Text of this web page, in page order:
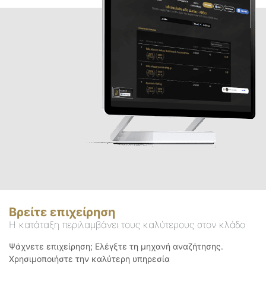
Βρείτε επιχείρηση
Η κατάταξη περιλαμβάνει τους καλύτερους στον κλάδο
Ψάχνετε επιχείρηση; Ελέγξτε τη μηχανή αναζήτησης.
Χρησιμοποιήστε την καλύτερη υπηρεσία